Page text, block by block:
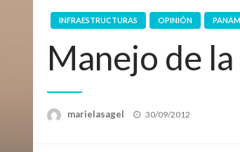
INFRAESTRUCTURAS OPINIÓN
Manejo de
marielasagel
Publicado
30/09/2012